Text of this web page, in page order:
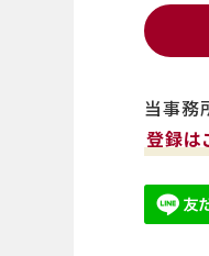
当事務
登録は